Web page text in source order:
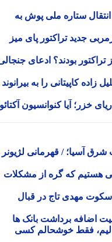
ستاره ملی پوش به
جدید تراکتور پای میز
بودند؟ ادعای جنجالی
کاپیتانی را به بیرانوند
آیا کنوانسیون آکتائو
/ قهرمانی لژیونر
هستیم که گره از مشکلات
مهدی تاج در قبال
برداشت بانک ها
فقط خوشحالم کسی